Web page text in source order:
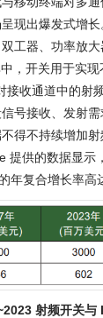
现出爆发式增
工器、功率放
，开关用于实
收通道中的射
号接收、发射
得不持续增加
提供的数据显示
年复合增长率高
射频开关与